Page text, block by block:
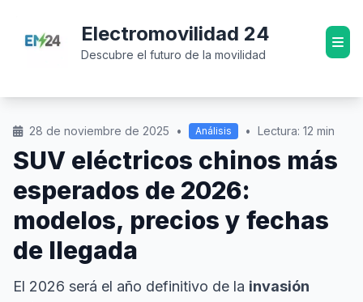
Electromovilidad 24
Descubre el futuro de la movilidad
28 de noviembre de 2025 • Análisis • Lectura: 12 min
SUV eléctricos chinos más
esperados de 2026:
modelos, precios y fechas
de llegada
El 2026 será el año definitivo de la invasión